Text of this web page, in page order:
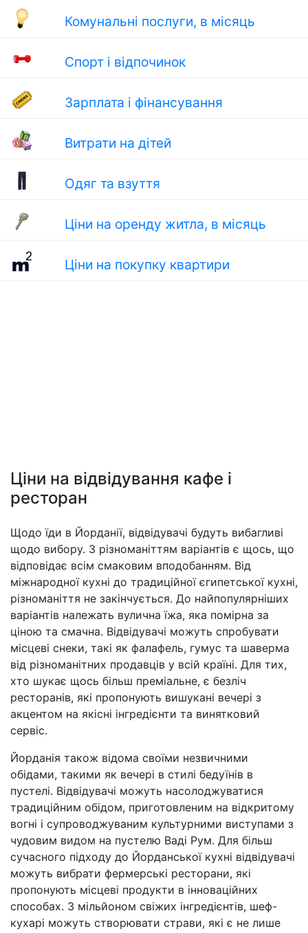
Комунальні послуги, в місяць
Спорт і відпочинок
Зарплата і фінансування
Витрати на дітей
Одяг та взуття
Ціни на оренду житла, в місяць
Ціни на покупку квартири
Ціни на відвідування кафе і
ресторан
Щодо їди в Йорданії, відвідувачі будуть вибагливі
щодо вибору. З різноманіттям варіантів є щось, що
відповідає всім смаковим вподобанням. Від
міжнародної кухні до традиційної єгипетської кухні,
різноманіття не закінчується. До найпопулярніших
варіантів належать вулична їжа, яка помірна за
ціною та смачна. Відвідувачі можуть спробувати
місцеві снеки, такі як фалафель, гумус та шаверма
від різноманітних продавців у всій країні. Для тих,
хто шукає щось більш преміальне, є безліч
ресторанів, які пропонують вишукані вечері з
акцентом на якісні інгредієнти та винятковий
сервіс.
Йорданія також відома своїми незвичними
обідами, такими як вечері в стилі бедуїнів в
пустелі. Відвідувачі можуть насолоджуватися
традиційним обідом, приготовленим на відкритому
вогні і супроводжуваним культурними виступами з
чудовим видом на пустелю Ваді Рум. Для більш
сучасного підходу до Йорданської кухні відвідувачі
можуть вибрати фермерські ресторани, які
пропонують місцеві продукти в інноваційних
способах. З мільйоном свіжих інгредієнтів, шеф-
кухарі можуть створювати страви, які є не лише